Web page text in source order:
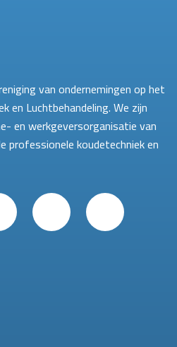
van ondernemingen op het
en Luchtbehandeling. We zijn
en werkgeversorganisatie van
professionele koudetechniek en